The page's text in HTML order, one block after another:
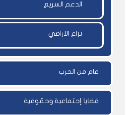
الدعم السريع
نزاع الاراضي
عام من الحرب
قضايا إجتماعية وحقوقية